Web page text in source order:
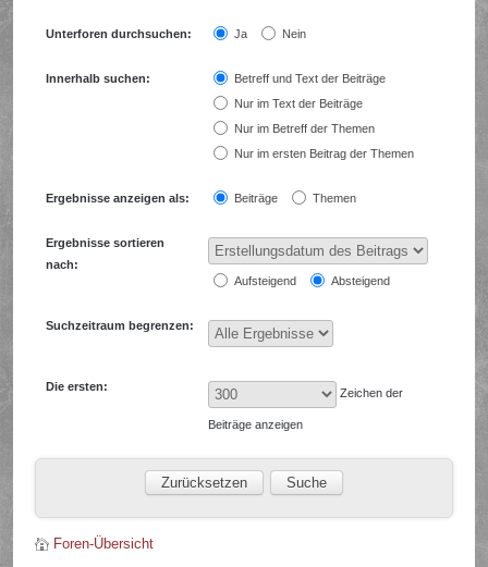
Unterforen durchsuchen: Ja Nein
Innerhalb suchen:
Betreff und Text der Beiträge
Nur im Text der Beiträge
Nur im Betreff der Themen
Nur im ersten Beitrag der Themen
Ergebnisse anzeigen als: Beiträge Themen
Ergebnisse sortieren
nach:
Aufsteigend
Absteigend
Suchzeitraum begrenzen:
Die ersten:
Zeichen der
Beiträge anzeigen
Foren-Übersicht